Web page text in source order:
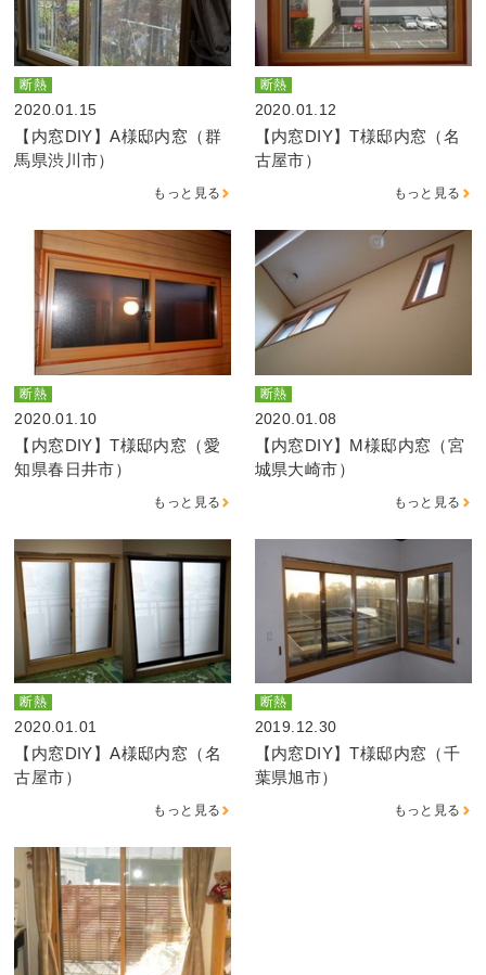
断熱
2020.01.15
【内窓DIY】A様邸内窓（群
馬県渋川市）
もっと見る
断熱
2020.01.12
【内窓DIY】T様邸内窓（名
古屋市）
もっと見る
断熱
2020.01.10
【内窓DIY】T様邸内窓（愛
知県春日井市）
もっと見る
断熱
2020.01.08
【内窓DIY】M様邸内窓（宮
城県大崎市）
もっと見る
断熱
2020.01.01
【内窓DIY】A様邸内窓（名
古屋市）
もっと見る
断熱
2019.12.30
【内窓DIY】T様邸内窓（千
葉県旭市）
もっと見る